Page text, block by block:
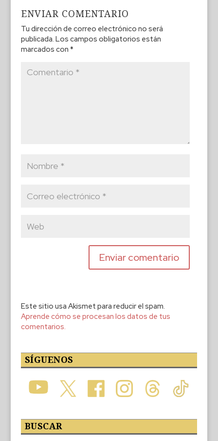
ENVIAR COMENTARIO
Tu dirección de correo electrónico no será
publicada. Los campos obligatorios están
marcados con *
Este sitio usa Akismet para reducir el spam.
Aprende cómo se procesan los datos de tus
comentarios.
SÍGUENOS
BUSCAR